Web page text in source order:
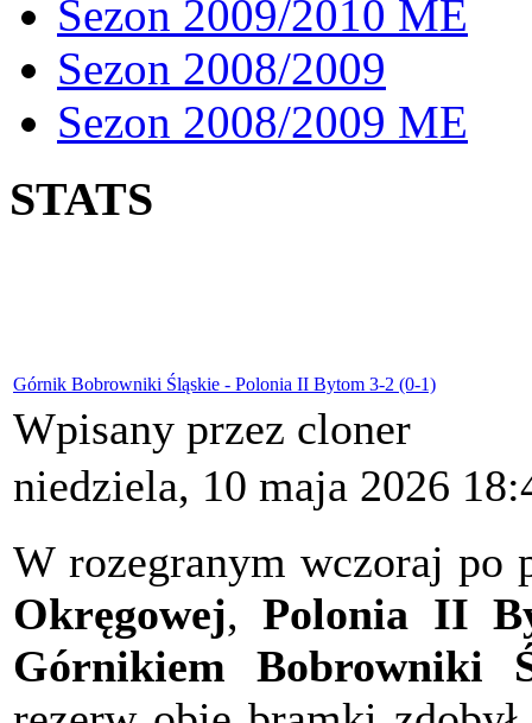
Sezon 2009/2010 ME
Sezon 2008/2009
Sezon 2008/2009 ME
STATS
Górnik Bobrowniki Śląskie - Polonia II Bytom 3-2 (0-1)
Wpisany przez cloner
niedziela, 10 maja 2026
W rozegranym wczoraj po
Okręgowej,Polonia II
Górnikiem Bobrowniki